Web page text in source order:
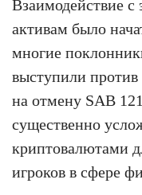
Взаимодействие
активам было
многие
выступили против
на отмену SAB
существенно
криптовалютами
игроков в сфере